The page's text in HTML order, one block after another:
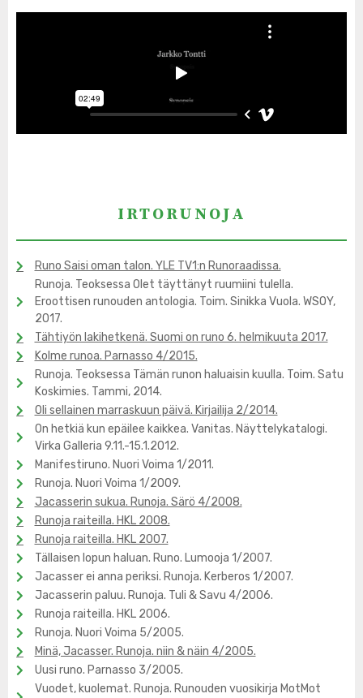
IRTORUNOJA
Runo Saisi oman talon. YLE TV1:n Runoraadissa.
Runoja. Teoksessa Olet täyttänyt ruumiini tulella.
Eroottisen runouden antologia. Toim. Sinikka Vuola. WSOY,
2017.
Tähtiyön lakihetkenä. Suomi on runo 6. helmikuuta 2017.
Kolme runoa. Parnasso 4/2015.
Runoja. Teoksessa Tämän runon haluaisin kuulla. Toim. Satu
Koskimies. Tammi, 2014.
Oli sellainen marraskuun päivä. Kirjailija 2/2014.
On hetkiä kun epäilee kaikkea. Vanitas. Näyttelykatalogi.
Virka Galleria 9.11.-15.1.2012.
Manifestiruno. Nuori Voima 1/2011.
Runoja. Nuori Voima 1/2009.
Jacasserin sukua. Runoja. Särö 4/2008.
Runoja raiteilla. HKL 2008.
Runoja raiteilla. HKL 2007.
Tällaisen lopun haluan. Runo. Lumooja 1/2007.
Jacasser ei anna periksi. Runoja. Kerberos 1/2007.
Jacasserin paluu. Runoja. Tuli & Savu 4/2006.
Runoja raiteilla. HKL 2006.
Runoja. Nuori Voima 5/2005.
Minä, Jacasser. Runoja. niin & näin 4/2005.
Uusi runo. Parnasso 3/2005.
Vuodet, kuolemat. Runoja. Runouden vuosikirja MotMot